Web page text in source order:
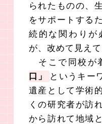
られたものの、
をサポートする
続的な関わりが
が、改めて見えて
そこで同校が
口」
というキー
遺産として学術
くの研究者が訪
から訪れて地域